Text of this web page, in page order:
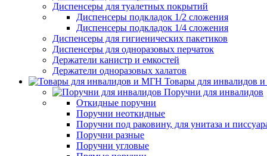
Диспенсеры для туалетных покрытий
Диспенсеры подкладок 1/2 сложения
Диспенсеры подкладок 1/4 сложения
Диспенсеры для гигиенических пакетиков
Диспенсеры для одноразовых перчаток
Держатели канистр и емкостей
Держатели одноразовых халатов
Товары для инвалидов
Поручни для инвалидов
Откидные поручни
Поручни неоткидные
Поручни под раковину, для унитаза и
Поручни разные
Поручни угловые